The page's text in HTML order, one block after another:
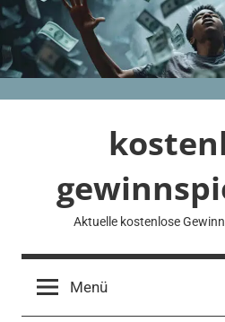
Zum
Inhalt
springen
Aktuelle kostenlose
Menü